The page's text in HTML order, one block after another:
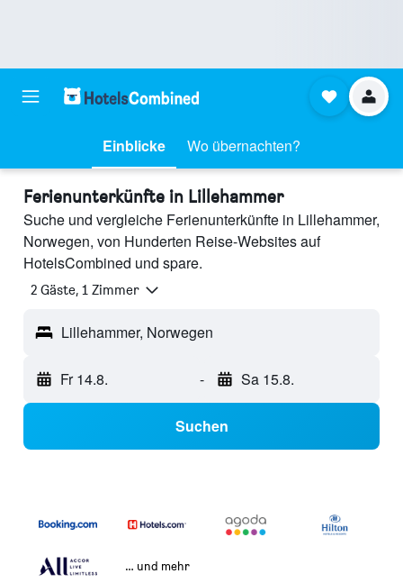
Einblicke Wo übernachten?
Ferienunterkünfte in Lillehammer
Suche und vergleiche Ferienunterkünfte in Lillehammer,
Norwegen, von Hunderten Reise-Websites auf
HotelsCombined und spare.
2 Gäste, 1 Zimmer
Lillehammer, Norwegen
Fr 14.8. - Sa 15.8.
Suchen
… und mehr